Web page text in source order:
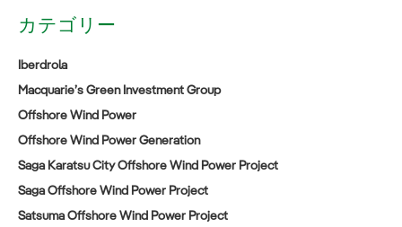
カテゴリー
Iberdrola
Macquarie’s Green Investment Group
Offshore Wind Power
Offshore Wind Power Generation
Saga Karatsu City Offshore Wind Power Project
Saga Offshore Wind Power Project
Satsuma Offshore Wind Power Project